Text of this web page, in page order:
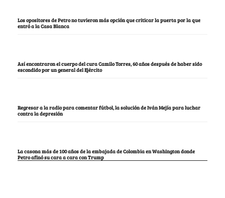
Los opositores de Petro no tuvieron más opción que criticar la puerta por la que
entró a la Casa Blanca
Así encontraron el cuerpo del cura Camilo Torres, 60 años después de haber sido
escondido por un general del Ejército
Regresar a la radio para comentar fútbol, la solución de Iván Mejía para luchar
contra la depresión
La casona más de 100 años de la embajada de Colombia en Washington donde
Petro afinó su cara a cara con Trump